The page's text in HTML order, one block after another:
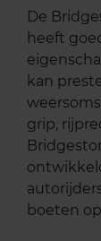
De
heeft
kan
grip,
boeten